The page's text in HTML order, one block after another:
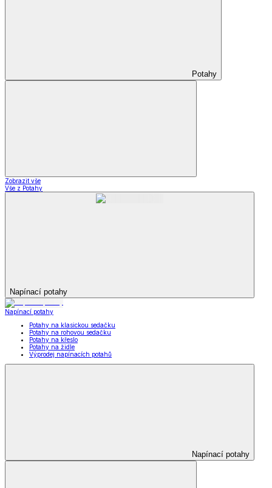
Potahy
Zobrazit vše
Vše z Potahy
Napínací potahy
Napínací potahy
Potahy na klasickou sedačku
Potahy na rohovou sedačku
Potahy na křeslo
Potahy na židle
Výprodej napínacích potahů
Napínací potahy